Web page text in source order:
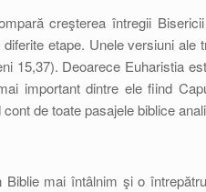
creşterea întregii
etape. Unele versiuni
15,37). Deoarece Euharistia
important dintre ele fiind
de toate pasajele biblice
mai întâlnim şi o